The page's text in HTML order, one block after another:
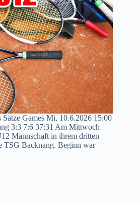
Games Mi, 10.6.2026 15:00
3:3 7:6 37:31 Am Mittwoch
Mannschaft in ihrem dritten
Backnang. Beginn war